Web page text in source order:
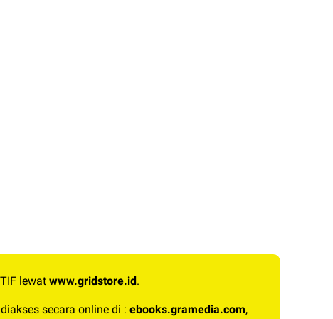
lewat www.gridstore.id.
secara online di : ebooks.gramedia.com,